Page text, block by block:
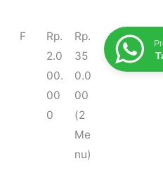
F
Rp.
2.0
00.
00
0
Rp.
35
0.0
00
(2
Me
nu)